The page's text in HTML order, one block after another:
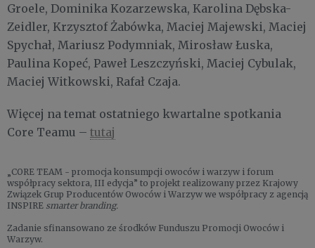
Groele, Dominika Kozarzewska, Karolina Dębska-
Zeidler, Krzysztof Żabówka, Maciej Majewski, Maciej
Spychał, Mariusz Podymniak, Mirosław Łuska,
Paulina Kopeć, Paweł Leszczyński, Maciej Cybulak,
Maciej Witkowski, Rafał Czaja.
Więcej na temat ostatniego kwartalne spotkania
Core Teamu – tutaj
„CORE TEAM - promocja konsumpcji owoców i warzyw i forum
współpracy sektora, III edycja” to projekt realizowany przez Krajowy
Związek Grup Producentów Owoców i Warzyw we współpracy z agencją
INSPIRE smarter branding.
Zadanie sfinansowano ze środków Funduszu Promocji Owoców i
Warzyw.